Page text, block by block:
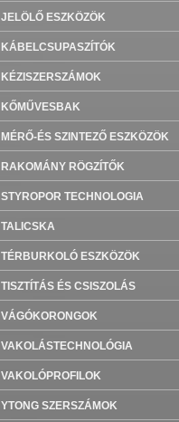
JELÖLŐ ESZKÖZÖK
KÁBELCSUPASZÍTÓK
KÉZISZERSZÁMOK
KŐMŰVESBAK
MÉRŐ-ÉS SZINTEZŐ ESZKÖZÖK
RAKOMÁNY RÖGZÍTŐK
STYROPOR TECHNOLOGIA
TALICSKA
TÉRBURKOLÓ ESZKÖZÖK
TISZTÍTÁS ÉS CSISZOLÁS
VÁGÓKORONGOK
VAKOLÁSTECHNOLÓGIA
VAKOLÓPROFILOK
YTONG SZERSZÁMOK